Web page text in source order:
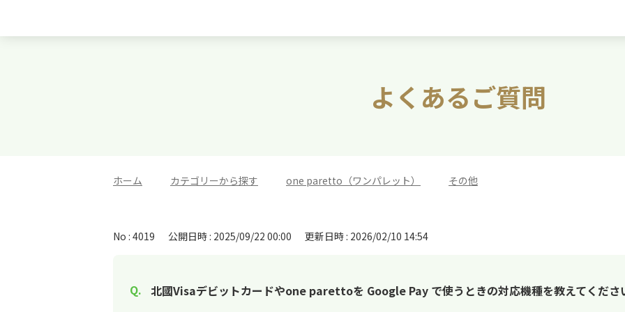
よくあるご質問
ホーム カテゴリーから探す one paretto（ワンパレット） その他
No : 4019 公開日時 : 2025/09/22 00:00 更新日時 : 2026/02/10 14:54
北國Visaデビットカードやone parettoを Google Pay で使うときの対応機種を教えてくださ